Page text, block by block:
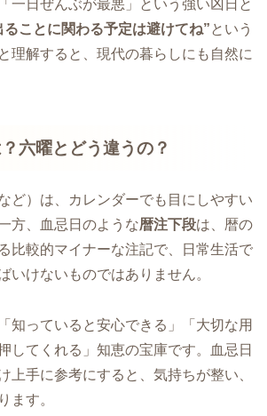
一日ぜんぶが最悪」という強い凶日と
ることに関わる予定は避けてね”という
理解すると、現代の暮らしにも自然に
六曜とどう違うの？
ど）は、カレンダーでも目にしやすい
方、血忌日のような暦注下段は、暦の
比較的マイナーな注記で、日常生活で
いけないものではありません。
知っていると安心できる」「大切な用
してくれる」知恵の宝庫です。血忌日
上手に参考にすると、気持ちが整い、
ます。